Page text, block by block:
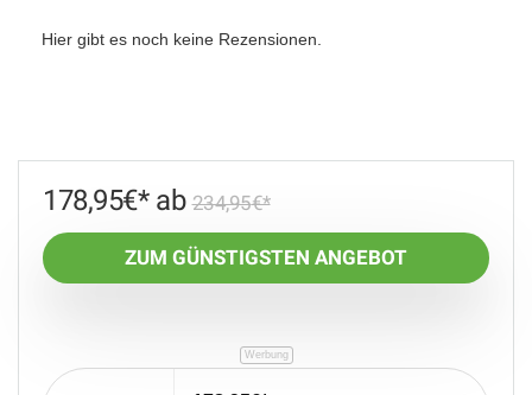
Hier gibt es noch keine Rezensionen.
234,95€
178,95€
ZUM GÜNSTIGSTEN ANGEBOT